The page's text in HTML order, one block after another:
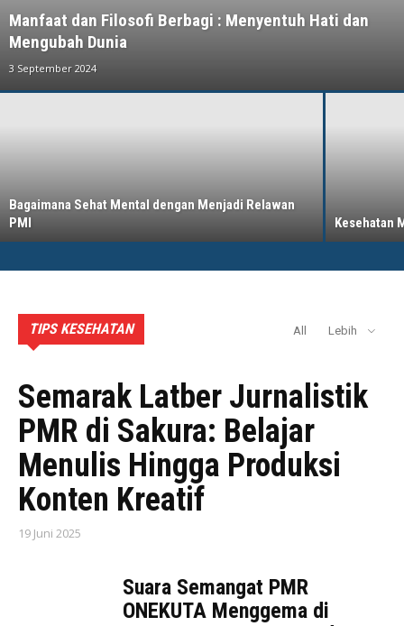
Manfaat dan Filosofi Berbagi : Menyentuh Hati dan
Mengubah Dunia
3 September 2024
Bagaimana Sehat Mental dengan Menjadi Relawan
PMI
Kesehatan
TIPS KESEHATAN All
Lebih
AKTIVITAS PMI BADUNG
Semarak Latber Jurnalistik
PMR di Sakura: Belajar
Menulis Hingga Produksi
Konten Kreatif
19 Juni 2025
Suara Semangat PMR
ONEKUTA Menggema di